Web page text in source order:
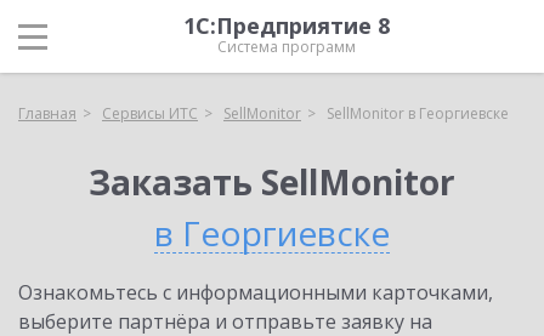
1С:Предприятие 8
Система программ
Главная Сервисы ИТС SellMonitor SellMonitor в Георгиевске
Заказать SellMonitor
в Георгиевске
Ознакомьтесь с информационными карточками,
выберите партнёра и отправьте заявку на